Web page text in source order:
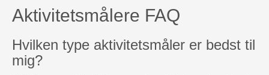
Aktivitetsmålere FAQ
Hvilken type aktivitetsmåler er bedst til
mig?